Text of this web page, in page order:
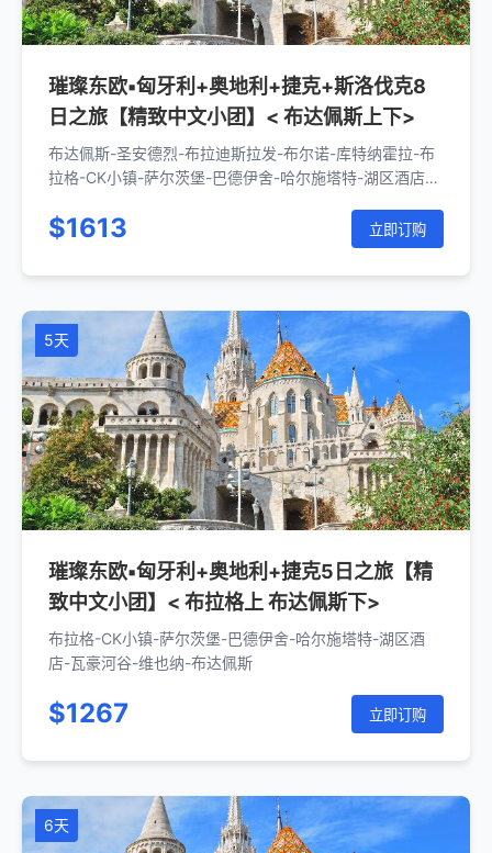
璀璨东欧▪匈牙利+奥地利+捷克+斯洛伐克8
日之旅【精致中文小团】< 布达佩斯上下>
布达佩斯-圣安德烈-布拉迪斯拉发-布尔诺-库特纳霍拉-布
拉格-CK小镇-萨尔茨堡-巴德伊舍-哈尔施塔特-湖区酒店-
$1613 立即订购
5天
璀璨东欧▪匈牙利+奥地利+捷克5日之旅【精
致中文小团】< 布拉格上 布达佩斯下>
布拉格-CK小镇-萨尔茨堡-巴德伊舍-哈尔施塔特-湖区酒
店-瓦豪河谷-维也纳-布达佩斯
$1267 立即订购
6天